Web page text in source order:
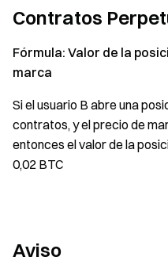
Contratos
Fórmula: Valor de la
marca
Si el usuario B abre una
contratos, y el precio de
entonces el valor de la
0,02 BTC
Aviso